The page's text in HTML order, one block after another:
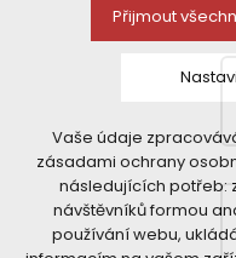
Přijmout
Technická cookies
nutná pro provozování
udržení kontextu
případná přihlášení,
Volitelná cookies
Vaše údaje
zásadami ochrany
následujících potřeb:
návštěvníků formou
používání webu,